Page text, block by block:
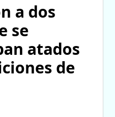
a dos
se
atados
de